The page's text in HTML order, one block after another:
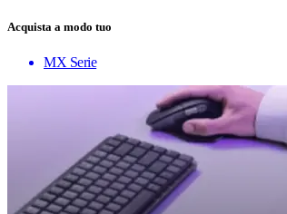
Acquista a modo tuo
MX Serie